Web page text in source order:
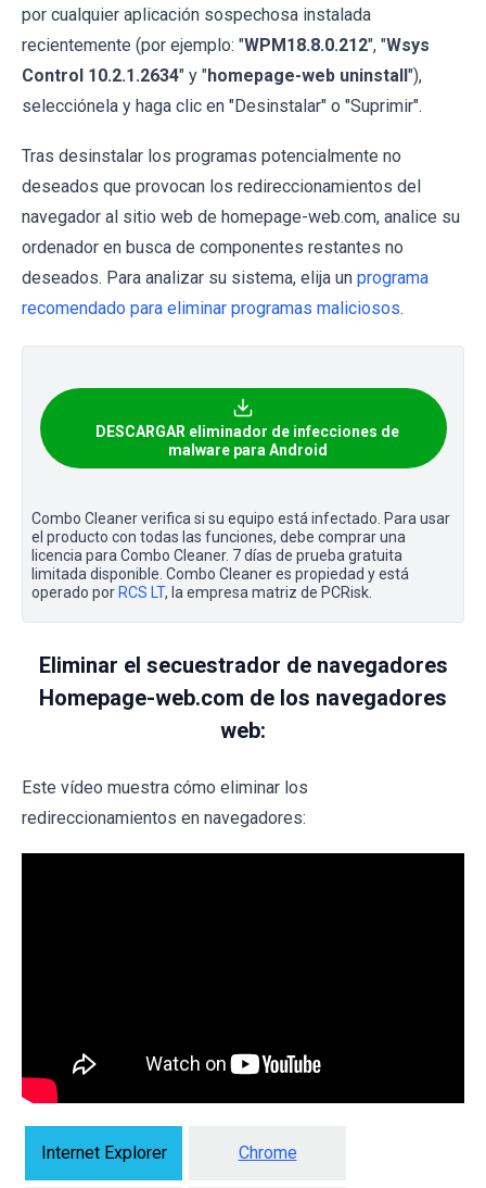
por cualquier aplicación sospechosa instalada
recientemente (por ejemplo: "WPM18.8.0.212", "Wsys
Control 10.2.1.2634" y "homepage-web uninstall"),
selecciónela y haga clic en "Desinstalar" o "Suprimir".
Tras desinstalar los programas potencialmente no
deseados que provocan los redireccionamientos del
navegador al sitio web de homepage-web.com, analice su
ordenador en busca de componentes restantes no
deseados. Para analizar su sistema, elija un programa
recomendado para eliminar programas maliciosos.
DESCARGAR eliminador de infecciones de
malware para Android
Combo Cleaner verifica si su equipo está infectado. Para usar
el producto con todas las funciones, debe comprar una
licencia para Combo Cleaner. 7 días de prueba gratuita
limitada disponible. Combo Cleaner es propiedad y está
operado por RCS LT, la empresa matriz de PCRisk.
Eliminar el secuestrador de navegadores
Homepage-web.com de los navegadores
web:
Este vídeo muestra cómo eliminar los
redireccionamientos en navegadores:
Internet Explorer Chrome